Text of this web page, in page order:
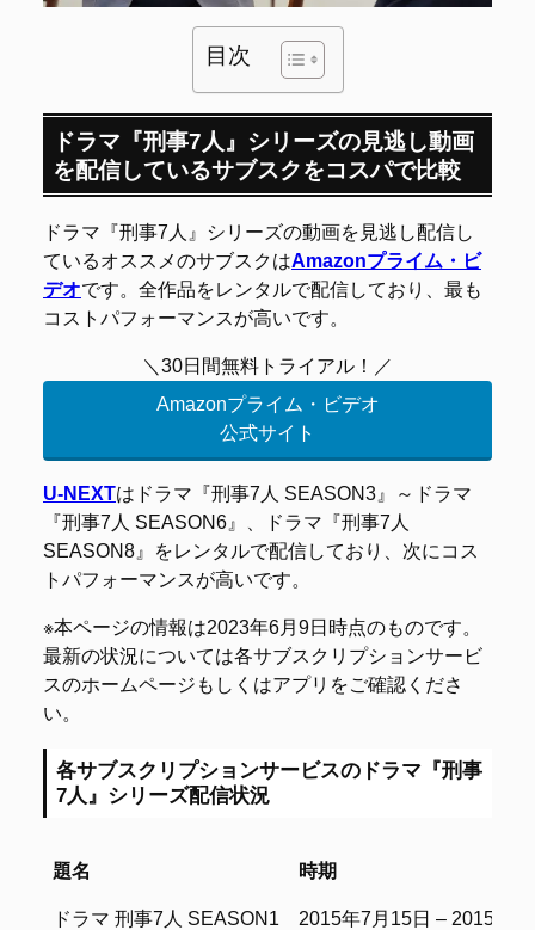
目次
ドラマ『刑事7人』シリーズの見逃し動画
を配信しているサブスクをコスパで比較
ドラマ『刑事7人』シリーズの動画を見逃し配信し
ているオススメのサブスクはAmazonプライム・ビ
デオです。全作品をレンタルで配信しており、最も
コストパフォーマンスが高いです。
＼30日間無料トライアル！／
Amazonプライム・ビデオ
公式サイト
U-NEXTはドラマ『刑事7人 SEASON3』～ドラマ
『刑事7人 SEASON6』、ドラマ『刑事7人
SEASON8』をレンタルで配信しており、次にコス
トパフォーマンスが高いです。
※本ページの情報は2023年6月9日時点のものです。
最新の状況については各サブスクリプションサービ
スのホームページもしくはアプリをご確認くださ
い。
各サブスクリプションサービスのドラマ『刑事
7人』シリーズ配信状況
題名
時期
題名
時期
ドラマ 刑事7人 SEASON1 2015年7月15日 – 2015年9